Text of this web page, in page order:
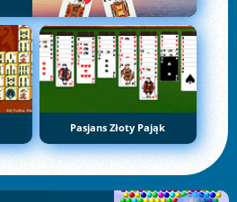
Pasjans Złoty Pająk